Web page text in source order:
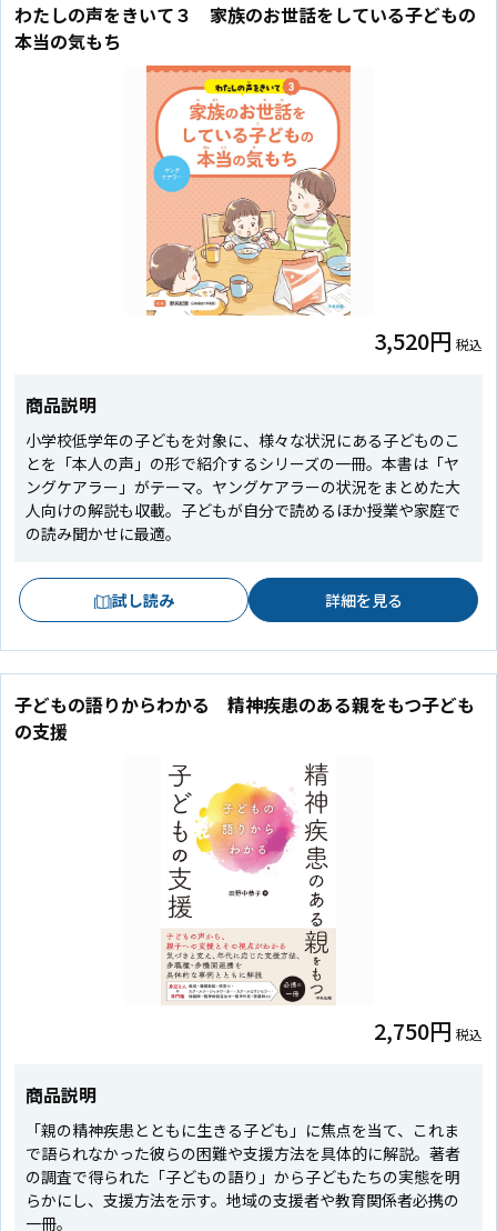
わたしの声をきいて３ 家族のお世話をしている子どもの
本当の気もち
3,520円 税込
商品説明
小学校低学年の子どもを対象に、様々な状況にある子どものこ
とを「本人の声」の形で紹介するシリーズの一冊。本書は「ヤ
ングケアラー」がテーマ。ヤングケアラーの状況をまとめた大
人向けの解説も収載。子どもが自分で読めるほか授業や家庭で
の読み聞かせに最適。
試し読み 詳細を見る
子どもの語りからわかる 精神疾患のある親をもつ子ども
の支援
2,750円 税込
商品説明
「親の精神疾患とともに生きる子ども」に焦点を当て、これま
で語られなかった彼らの困難や支援方法を具体的に解説。著者
の調査で得られた「子どもの語り」から子どもたちの実態を明
らかにし、支援方法を示す。地域の支援者や教育関係者必携の
一冊。